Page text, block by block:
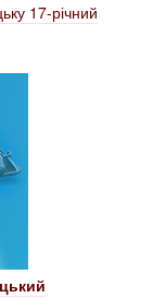
17-річний